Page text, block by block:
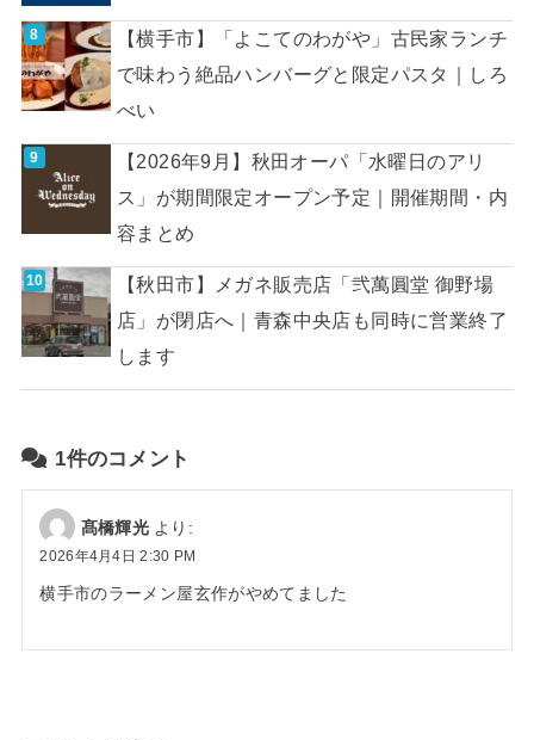
【横手市】「よこてのわがや」古民家ランチ
で味わう絶品ハンバーグと限定パスタ｜しろ
べい
【2026年9月】秋田オーパ「水曜日のアリ
ス」が期間限定オープン予定｜開催期間・内
容まとめ
【秋田市】メガネ販売店「弐萬圓堂 御野場
店」が閉店へ｜青森中央店も同時に営業終了
します
1件のコメント
髙橋輝光 より:
2026年4月4日 2:30 PM
横手市のラーメン屋玄作がやめてました